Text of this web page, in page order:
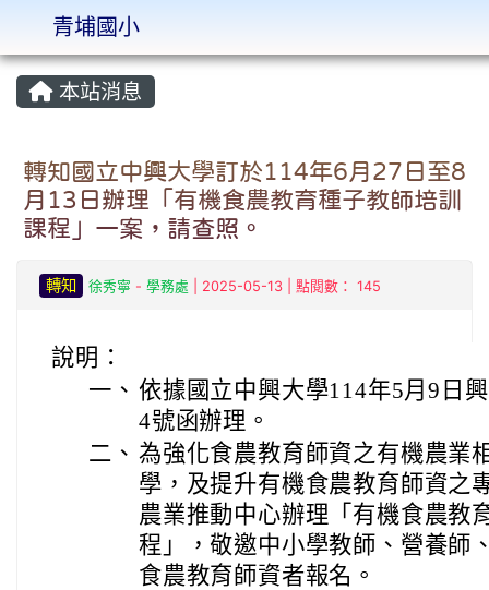
:::
本站消息
轉知國立中興大學訂於114年6月27日至8
月13日辦理「有機食農教育種子教師培訓
課程」一案，請查照。
轉知 徐秀寧 - 學務處 | 2025-05-13 | 點閱數： 145
說明：
一、 依據國立中興大學114年5月9日
4號函辦理。
二、 為強化食農教育師資之有機農業
學，及提升有機食農教育師資之
農業推動中心辦理「有機食農教
程」，敬邀中小學教師、營養師
食農教育師資者報名。
青埔國小